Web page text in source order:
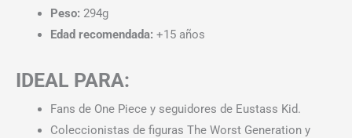
Peso: 294g
Edad recomendada: +15 años
IDEAL PARA:
Fans de One Piece y seguidores de Eustass Kid.
Coleccionistas de figuras The Worst Generation y